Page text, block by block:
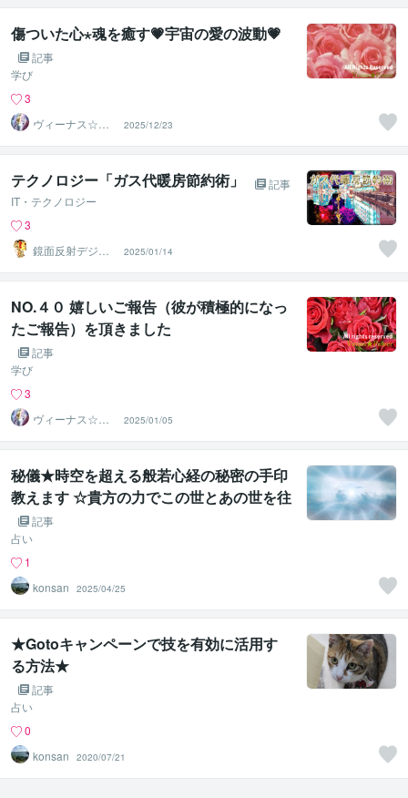
傷ついた心⋆魂を癒す💗宇宙の愛の波動💗
記事
学び
3
ヴィーナス☆パ
ワー
2025/12/23
テクノロジー「ガス代暖房節約術」
記事
IT・テクノロジー
3
鏡面反射デジタ
ルアート製作所
（鈴木穣）
2025/01/14
NO.４０ 嬉しいご報告（彼が積極的になっ
たご報告）を頂きました
記事
学び
3
ヴィーナス☆パ
ワー
2025/01/05
秘儀★時空を超える般若心経の秘密の手印
教えます ☆貴方の力でこの世とあの世を往
来する般若心経の深淵な世界へ☆
記事
占い
1
konsan
2025/04/25
★Gotoキャンペーンで技を有効に活用す
る方法★
記事
占い
0
konsan
2020/07/21